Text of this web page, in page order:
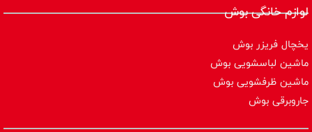
لوازم خانگی بوش
یخچال فریزر بوش
ماشین لباسشویی بوش
ماشین ظرفشویی بوش
جاروبرقی بوش